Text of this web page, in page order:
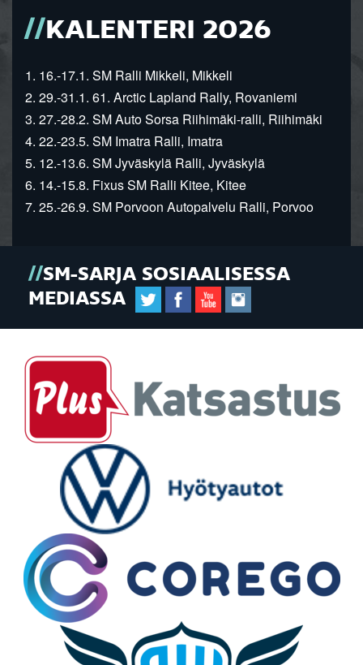
KALENTERI 2026
1. 16.-17.1. SM Ralli Mikkeli, Mikkeli
2. 29.-31.1. 61. Arctic Lapland Rally, Rovaniemi
3. 27.-28.2. SM Auto Sorsa Riihimäki-ralli, Riihimäki
4. 22.-23.5. SM Imatra Ralli, Imatra
5. 12.-13.6. SM Jyväskylä Ralli, Jyväskylä
6. 14.-15.8. Fixus SM Ralli Kitee, Kitee
7. 25.-26.9. SM Porvoon Autopalvelu Ralli, Porvoo
SM-SARJA SOSIAALISESSA
MEDIASSA